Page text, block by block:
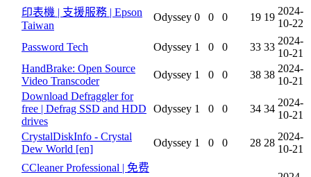
印表機 | 支援服務 | Epson
Taiwan
Odyssey 0 0 0 19 19
2024-
10-22
Password Tech
Odyssey 1 0 0 33 33
2024-
10-21
HandBrake: Open Source
Video Transcoder
Odyssey 1 0 0 38 38
2024-
10-21
Download Defraggler for
free | Defrag SSD and HDD
drives
Odyssey 1 0 0 34 34
2024-
10-21
CrystalDiskInfo - Crystal
Dew World [en]
Odyssey 1 0 0 28 28
2024-
10-21
CCleaner Professional | 免费